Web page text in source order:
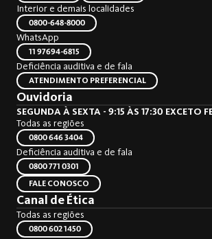
Interior e demais localidades
0800-648-8000
WhatsApp
11 97694-6815
Deficiência auditiva e de fala
ATENDIMENTO PREFERENCIAL
Ouvidoria
SEGUNDA À SEXTA - 9:15 ÀS 17:30 EXCETO
Todas as regiões
0800 646 3404
Deficiência auditiva e de fala
0800 771 0301
FALE CONOSCO
Canal de Ética
Todas as regiões
0800 602 1450